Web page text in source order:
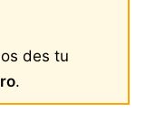
des tu
.